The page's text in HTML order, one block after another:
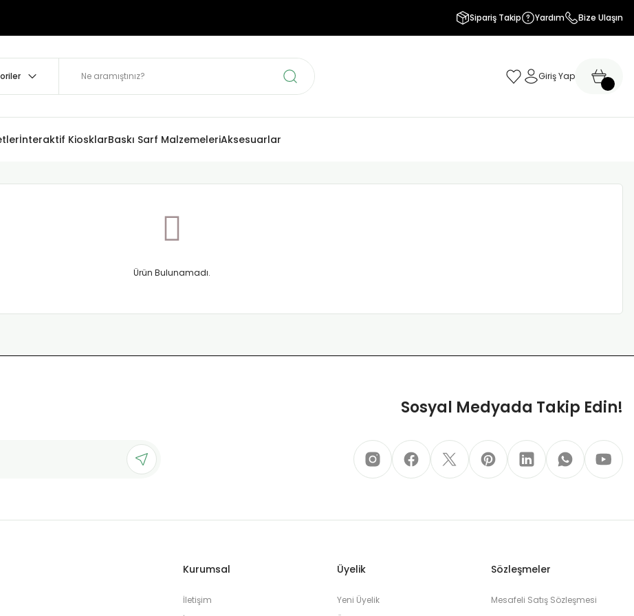
Sipariş Takip Yardım Bize Ulaşın
Giriş Yap
İnteraktif KiosklarBaskı Sarf MalzemeleriAksesuarlar
Ürün Bulunamadı.
Sosyal Medyada Takip Edin!
Kurumsal
İletişim
Üyelik
Yeni Üyelik
Sözleşmeler
Mesafeli Satış Sözleşmesi